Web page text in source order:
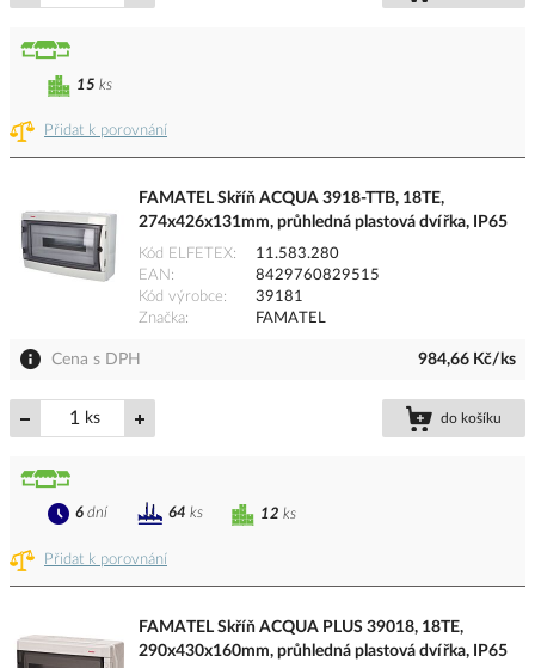
Přidat k porovnání
15 ks
FAMATEL Skříň ACQUA 3918-TTB, 18TE,
274x426x131mm, průhledná plastová dvířka, IP65
Kód ELFETEX
11.583.280
EAN
8429760829515
Kód výrobce
39181
Značka
FAMATEL
Cena s DPH 984,66 Kč/ks
ks do košíku
Přidat k porovnání
12 ks
6 dní 64 ks
FAMATEL Skříň ACQUA PLUS 39018, 18TE,
290x430x160mm, průhledná plastová dvířka, IP65